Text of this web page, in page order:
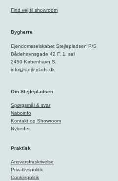
Find vej til showroom
Bygherre
Ejendomsselskabet Stejlepladsen P/S
Bådehavnsgade 42 F, 1. sal
2450 København S.
info@stejleplads.dk
Om Stejlepladsen
Spørgsmål & svar
Naboinfo
Kontakt og Showroom
Nyheder
Praktisk
Ansvarsfraskrivelse
Privatlivspolitik
Cookiepolitik